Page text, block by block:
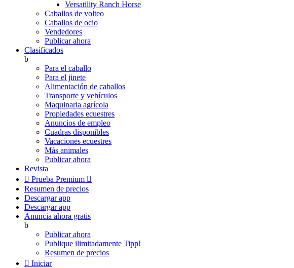
Versatility Ranch Horse
Caballos de volteo
Caballos de ocio
Vendedores
Publicar ahora
Clasificados
b
Para el caballo
Para el jinete
Alimentación de caballos
Transporte y vehículos
Maquinaria agrícola
Propiedades ecuestres
Anuncios de empleo
Cuadras disponibles
Vacaciones ecuestres
Más animales
Publicar ahora
Revista
 Prueba Premium 
Resumen de precios
Descargar app
Descargar app
Anuncia ahora gratis
b
Publicar ahora
Publique ilimitadamente Tipp!
Resumen de precios
 Iniciar